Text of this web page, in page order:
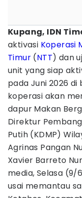
Kupang, IDN
aktivasi Koperasi
Timur (NTT) dan
unit yang siap
pada Juni 2026 di
koperasi akan
dapur Makan
Direktur
Putih (KDMP)
Agrinas Pangan
Xavier Barreto
media, Selasa
usai memantau